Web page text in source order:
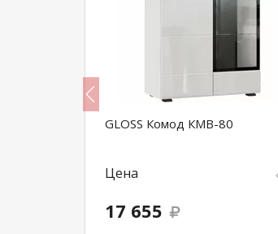
GLOSS Комод КМВ-80
Цена
17 655